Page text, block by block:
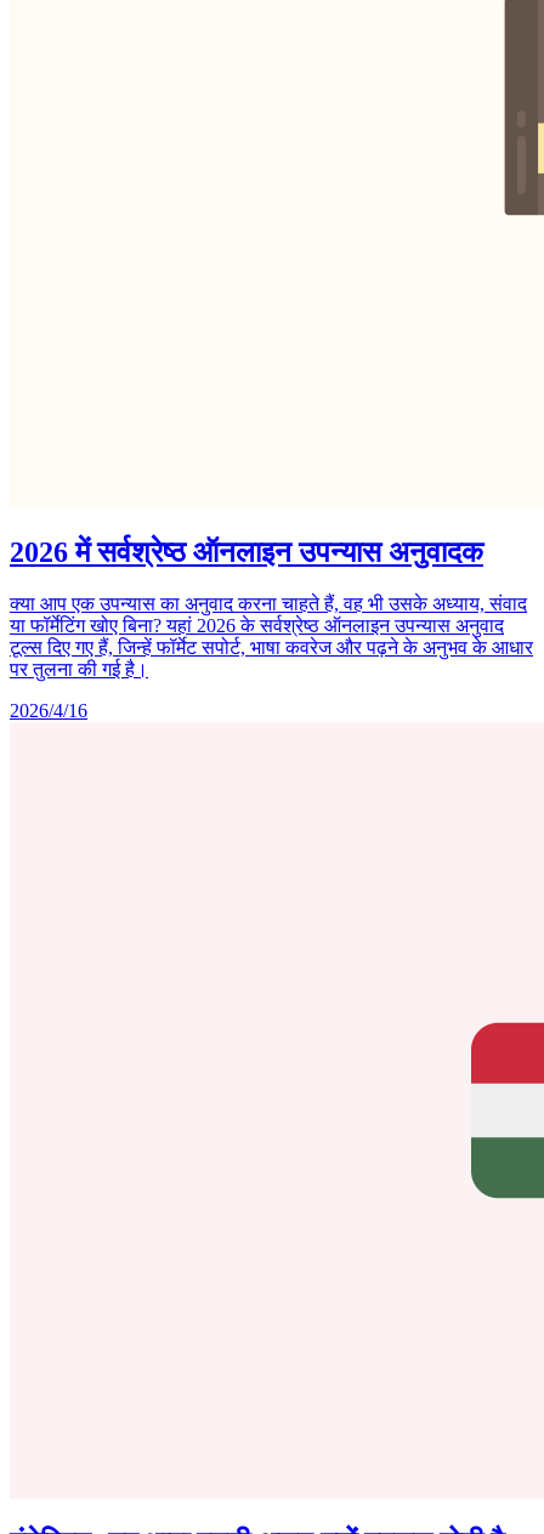
2026 में सर्वश्रेष्ठ ऑनलाइन उपन्यास अनुवादक
क्या आप एक उपन्यास का अनुवाद करना चाहते हैं, वह भी उसके अध्याय, संवाद
या फॉर्मेटिंग खोए बिना? यहां 2026 के सर्वश्रेष्ठ ऑनलाइन उपन्यास अनुवाद
टूल्स दिए गए हैं, जिन्हें फॉर्मेट सपोर्ट, भाषा कवरेज और पढ़ने के अनुभव के आधार
पर तुलना की गई है।
2026/4/16